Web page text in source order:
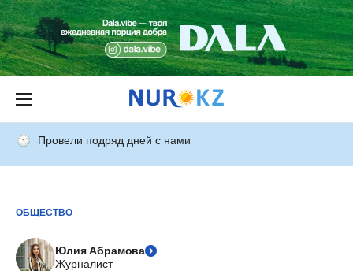
Провели подряд дней с нами
ОБЩЕСТВО
Юлия Абрамова
Журналист